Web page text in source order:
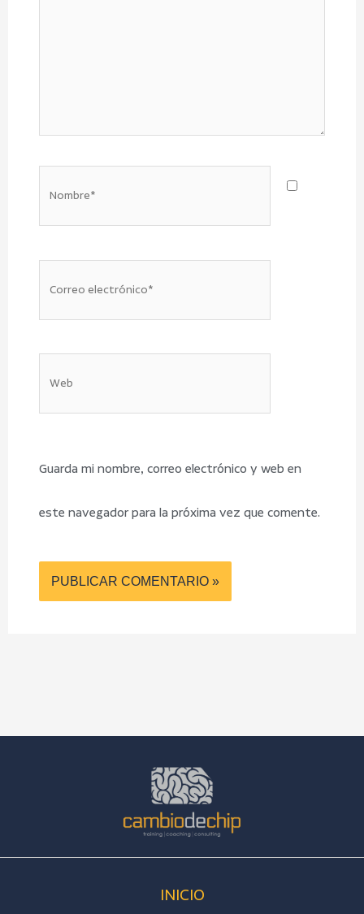
Nombre*
electrónico*
Guarda mi nombre, correo electrónico y web en
este navegador para la próxima vez que comente.
INICIO